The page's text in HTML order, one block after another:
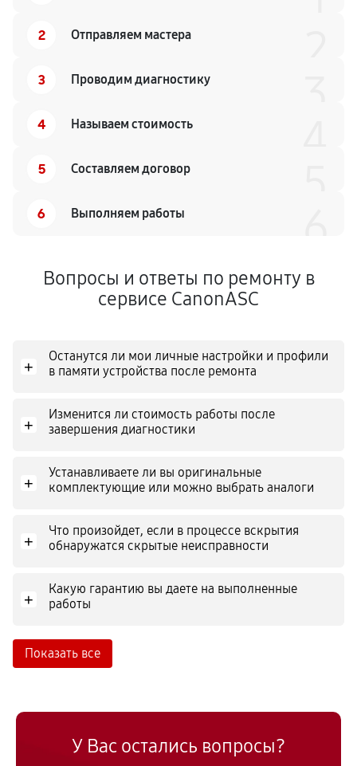
2 Отправляем мастера
3 Проводим диагностику
4 Называем стоимость
5 Составляем договор
6 Выполняем работы
Вопросы и ответы по ремонту в
сервисе CanonASC
+
Останутся ли мои личные настройки и профили
в памяти устройства после ремонта
+
Изменится ли стоимость работы после
завершения диагностики
+
Устанавливаете ли вы оригинальные
комплектующие или можно выбрать аналоги
+
Что произойдет, если в процессе вскрытия
обнаружатся скрытые неисправности
+
Какую гарантию вы даете на выполненные
работы
Показать все
У Вас остались вопросы?